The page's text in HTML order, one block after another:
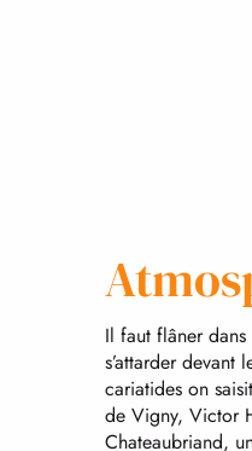
Il faut flâner
s’attarder devant
cariatides on
de Vigny, Victor
Chateaubriand,